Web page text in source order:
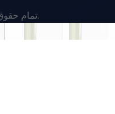
. تمام حقوق محفوظ است.